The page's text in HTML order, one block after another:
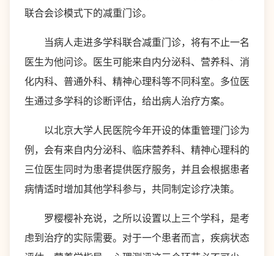
联合会诊模式下的减重门诊。
当病人走进多学科联合减重门诊，将有不止一名
医生为他问诊。医生可能来自内分泌科、营养科、消
化内科、普通外科、精神心理科等不同科室。多位医
生通过多学科的诊断评估，给出病人治疗方案。
以北京大学人民医院今年开设的体重管理门诊为
例，会有来自内分泌科、临床营养科、精神心理科的
三位医生同时为患者提供医疗服务，并且会根据患者
病情适时增加其他学科参与，共同制定诊疗决策。
罗樱樱补充说，之所以设置以上三个学科，是考
虑到治疗的实际需要。对于一个患者而言，疾病状态